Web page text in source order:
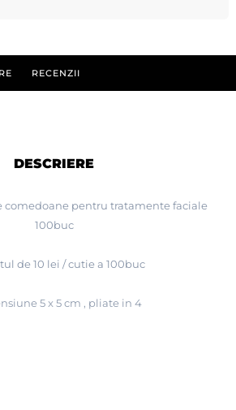
RECENZII
DESCRIERE
comedoane pentru tratamente faciale
100buc
de 10 lei / cutie a 100buc
5 x 5 cm , pliate in 4